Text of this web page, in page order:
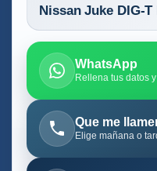
Nissan Juke DIG-
WhatsApp
Rellena tus datos
Que me
Elige mañana o